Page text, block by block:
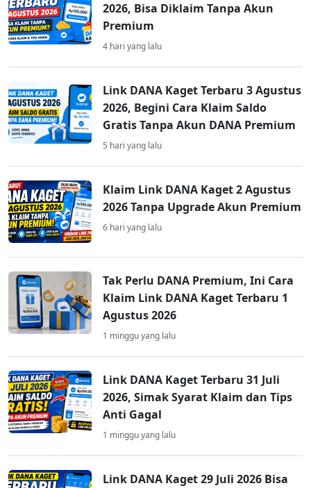
2026, Bisa Diklaim Tanpa Akun
Premium
4 hari yang lalu
Link DANA Kaget Terbaru 3 Agustus
2026, Begini Cara Klaim Saldo
Gratis Tanpa Akun DANA Premium
5 hari yang lalu
Klaim Link DANA Kaget 2 Agustus
2026 Tanpa Upgrade Akun Premium
6 hari yang lalu
Tak Perlu DANA Premium, Ini Cara
Klaim Link DANA Kaget Terbaru 1
Agustus 2026
1 minggu yang lalu
Link DANA Kaget Terbaru 31 Juli
2026, Simak Syarat Klaim dan Tips
Anti Gagal
1 minggu yang lalu
Link DANA Kaget 29 Juli 2026 Bisa